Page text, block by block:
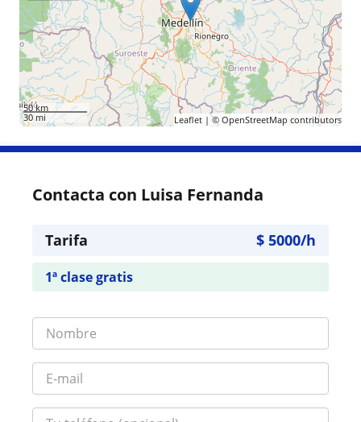
50 km
30 mi
Leaflet| © OpenStreetMap contributors
Contacta con Luisa Fernanda
Tarifa $ 5000/h
1ª clase gratis